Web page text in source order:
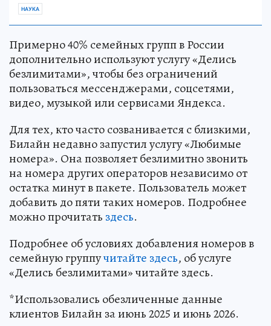
НАУКА
Примерно 40% семейных групп в России
дополнительно используют услугу «Делись
безлимитами», чтобы без ограничений
пользоваться мессенджерами, соцсетями,
видео, музыкой или сервисами Яндекса.
Для тех, кто часто созванивается с близкими,
Билайн недавно запустил услугу «Любимые
номера». Она позволяет безлимитно звонить
на номера других операторов независимо от
остатка минут в пакете. Пользователь может
добавить до пяти таких номеров. Подробнее
можно прочитать здесь.
Подробнее об условиях добавления номеров в
семейную группучитайте здесь, об услуге
«Делись безлимитами» читайте здесь.
*Использовались обезличенные данные
клиентов Билайн за июнь 2025 и июнь 2026.